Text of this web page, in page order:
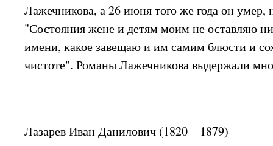
Лажечникова, а 26 июня того же года он умер,
"Состояния жене и детям моим не оставляю
имени, какое завещаю и им самим блюсти и
чистоте". Романы Лажечникова выдержали
Лазарев Иван Данилович (1820 – 1879)